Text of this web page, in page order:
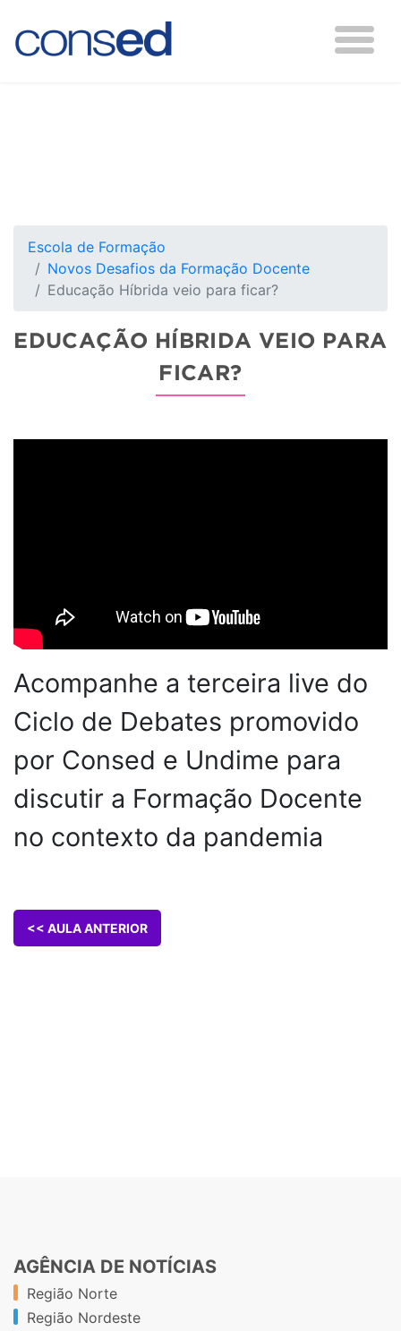
Escola de Formação
Novos Desafios da Formação Docente
Educação Híbrida veio para ficar?
EDUCAÇÃO HÍBRIDA VEIO PARA
FICAR?
Acompanhe a terceira live do
Ciclo de Debates promovido
por Consed e Undime para
discutir a Formação Docente
no contexto da pandemia
<< AULA ANTERIOR
AGÊNCIA DE NOTÍCIAS
Região Norte
Região Nordeste